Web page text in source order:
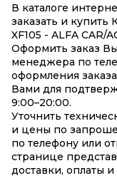
В каталоге
заказать и купить
XF105 - ALFA CAR/
Оформить заказ
менеджера по
оформления
Вами для
9:00–20:00.
Уточнить
и цены по
по телефону или
странице
доставки, оплаты и